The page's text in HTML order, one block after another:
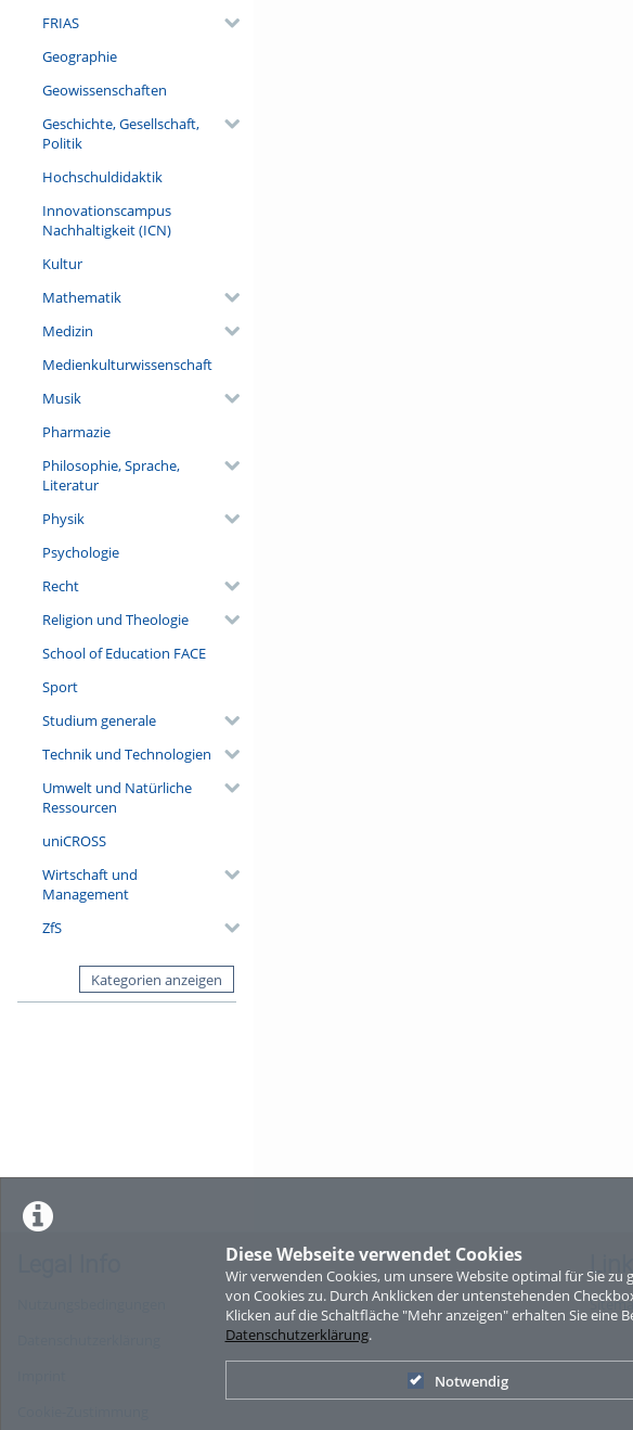
Diese Webseite verwendet Cookies
Wir verwenden Cookies, um unsere Website optimal für Sie
von Cookies zu. Durch Anklicken der untenstehenden
Klicken auf die Schaltfläche "Mehr anzeigen" erhalten Sie
Datenschutzerklärung.
Notwendig
FRIAS
Geographie
Geowissenschaften
Geschichte, Gesellschaft,
Politik
Hochschuldidaktik
Innovationscampus
Nachhaltigkeit (ICN)
Kultur
Mathematik
Medizin
Medienkulturwissenschaft
Musik
Pharmazie
Philosophie, Sprache,
Literatur
Physik
Psychologie
Recht
Religion und Theologie
School of Education FACE
Sport
Studium generale
Technik und Technologien
Umwelt und Natürliche
Ressourcen
uniCROSS
Wirtschaft und
Management
ZfS
Kategorien anzeigen
Links